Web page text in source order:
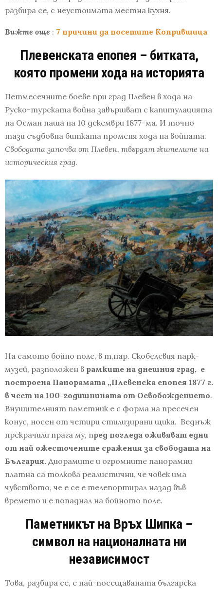
разбира се, с неустоимата местна кухня.
Вижте още : 7 причини да посетите Копривщица
Плевенската епопея – битката,
която промени хода на историята
Петмесечните боеве при град Плевен в хода на
Руско-турската война завършват с капитулацията
на Осман паша на 10 декември 1877-ма. И точно
тази съдбовна битката променя хода на войната.
Свободата започва от Плевен, твърдят жителите на
историческия град.
На самото бойно поле, в т.нар. Скобелевия парк-
музей, разположен в рамките на днешния град, е
построена Панорамата „Плевенска епопея 1877 г.
в чест на 100-годишнината от Освобождението.
Внушителният паметник е с форма на пресечен
конус, носен от четири стилизирани щика. Веднъж
прекрачили прага му, пред погледа оживяват едни
от най ожесточените сражения за свободата на
България. Диорамите и огромните панорамни
платна са толкова реалистични, че човек има
чувството, че е се е телепортирал назад във
времето и е попаднал на бойното поле.
Паметникът на Връх Шипка –
символ на националната ни
независимост
Това, разбира се, е най-посещаваната българска